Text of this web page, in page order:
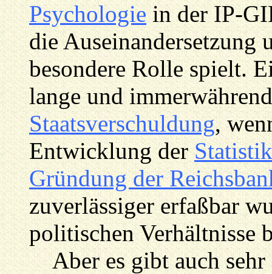
Psychologiein der IP-
die Auseinandersetzung
besondere Rolle spielt.
lange und
Staatsverschuldung,
Entwicklung derStatistik
Gründung der
zuverlässiger erfaßbar
politischen Verhältnisse
Aber es gibt auch sehr